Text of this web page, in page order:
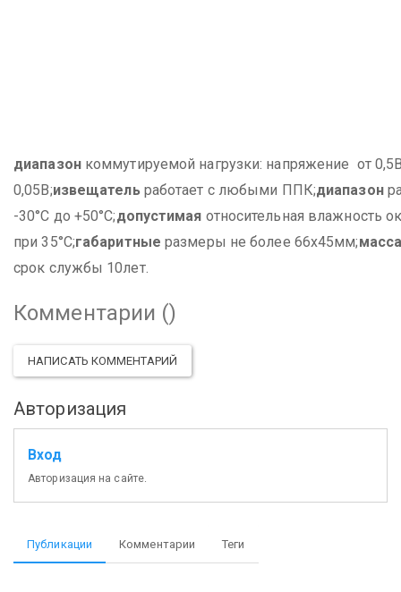
диапазонкоммутируемой нагрузки: напряжение от
0,05В;извещательработает с любыми ППК;диапазон
-30°С до +50°С;допустимая относительная влажность
при 35°С;габаритные размеры не более 66х45мм;
срок службы 10лет.
Комментарии ()
НАПИСАТЬ КОММЕНТАРИЙ
Авторизация
Вход
Авторизация на сайте.
Публикации Комментарии Теги